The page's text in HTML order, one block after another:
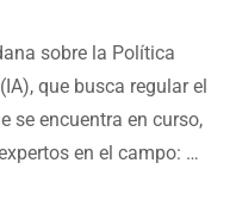
sobre la Política
que busca regular el
se encuentra en curso,
en el campo: …